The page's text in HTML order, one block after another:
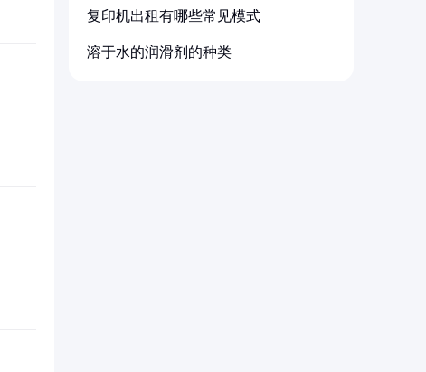
复印机出租有哪些常见模式
溶于水的润滑剂的种类